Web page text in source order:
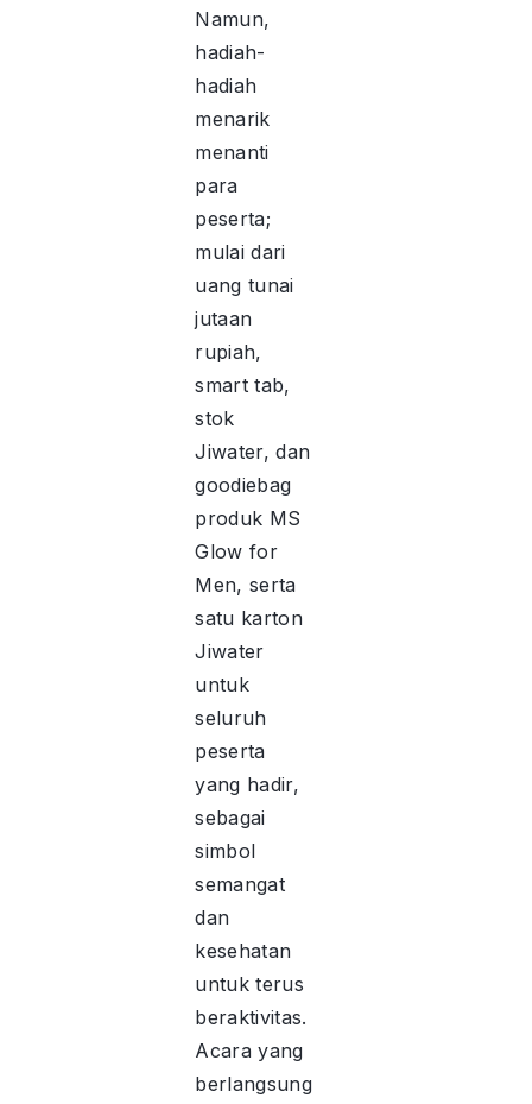
Namun,
hadiah-
hadiah
menarik
menanti
para
peserta;
mulai dari
uang tunai
jutaan
rupiah,
smart tab,
stok
Jiwater, dan
goodiebag
produk MS
Glow for
Men, serta
satu karton
Jiwater
untuk
seluruh
peserta
yang hadir,
sebagai
simbol
semangat
dan
kesehatan
untuk terus
beraktivitas.
Acara yang
berlangsung